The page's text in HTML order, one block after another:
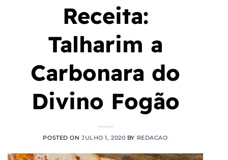
Receita:
Talharim a
Carbonara do
Divino Fogão
POSTED ONJULHO 1, 2020 BY REDACAO